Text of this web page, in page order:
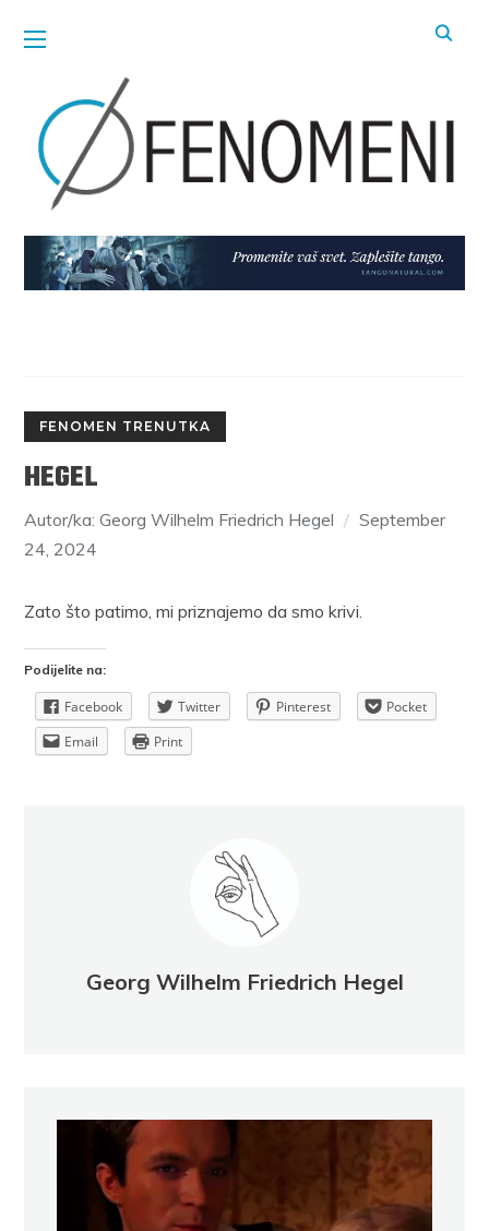
FENOMEN TRENUTKA
HEGEL
Autor/ka: Georg Wilhelm Friedrich Hegel
September
24, 2024
Zato što patimo, mi priznajemo da smo krivi.
Podijelite na:
Facebook Twitter Pinterest
Pocket
Email
Print
Georg Wilhelm Friedrich Hegel